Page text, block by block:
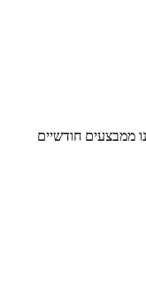
ממבצעים חודשיים